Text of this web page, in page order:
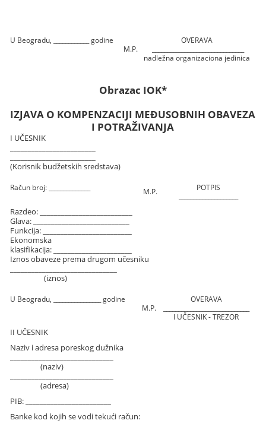
U Beogradu, ____________ godine
M.P.
OVERAVA
nadležna organizaciona jedinica
Obrazac IOK*
IZJAVA O KOMPENZACIJI MEĐUSOBNIH OBAVEZA
I POTRAŽIVANJA
I UČESNIK
(Korisnik budžetskih sredstava)
Račun broj: ______________ M.P.
POTPIS
Razdeo: __________________________
Glava: ___________________________
Funkcija: _________________________
Ekonomska
klasifikacija: ______________________
Iznos obaveze prema drugom učesniku
(iznos)
U Beogradu, ________________ godine
M.P.
OVERAVA
I UČESNIK - TREZOR
II UČESNIK
Naziv i adresa poreskog dužnika
(naziv)
(adresa)
PIB: ________________________
Banke kod kojih se vodi tekući račun: